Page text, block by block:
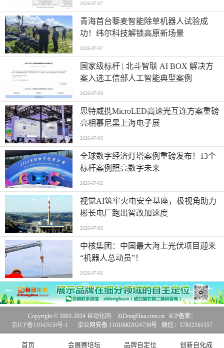
2026-07-07
青海首台藜麦智能除草机器人试验成
功！纬尔科技解锁高原新场景
2026-07-07
国家级标杆 | 北斗智联 AI BOX 解决方
案入选工信部人工智能典型案例
2026-07-03
思特威携MicroLED高速光互连方案重磅
亮相慕尼黑上海电子展
2026-07-03
全球数字经济灯塔案例重磅发布！13个
标杆案例照亮数字未来
2026-07-02
视觉AI筑牢火电安全基座，极视角助力
彬长电厂跑出智改加速度
2026-07-02
中核集团：中国最大海上光伏项目迎来
“机器人总动员”！
2026-07-02
首页 会展赛培坛 品牌自定位 创新自化成
Copyright © 2003-2024 自动化网
ZiDongHua.com.cn ICP备案：
京ICP备11042658号-1
京公网安备 11010802024739号 微信：17812161557